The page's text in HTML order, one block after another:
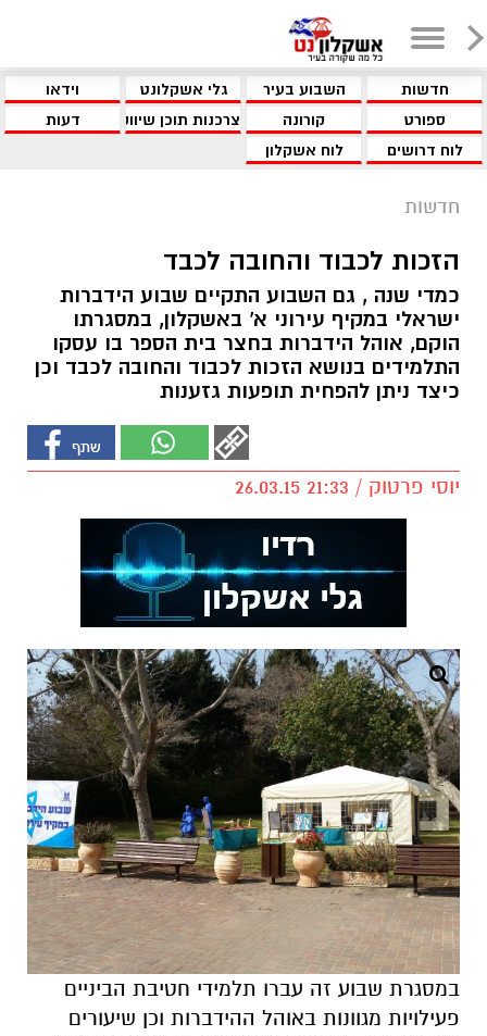
חדשות השבוע בעיר גלי אשקלונט
וידאו
ספורט
קורונה צרכנות תוכן שיווקי
דעות
לוח דרושים
לוח אשקלון
חדשות
הזכות לכבוד והחובה לכבד
כמדי שנה , גם השבוע התקיים שבוע הידברות
ישראלי במקיף עירוני א' באשקלון, במסגרתו
הוקם, אוהל הידברות בחצר בית הספר בו עסקו
התלמידים בנושא הזכות לכבוד והחובה לכבד וכן
כיצד ניתן להפחית תופעות גזענות
יוסי פרטוק / 21:33 26.03.15
במסגרת שבוע זה עברו תלמידי חטיבת הביניים
פעילויות מגוונות באוהל ההידברות וכן שיעורים